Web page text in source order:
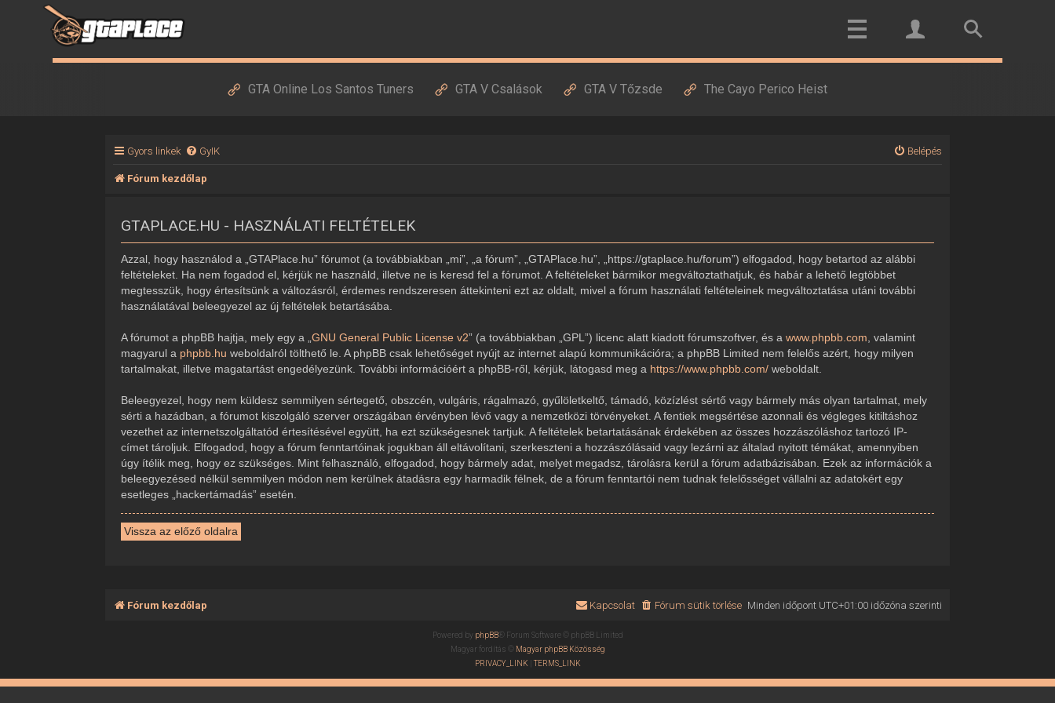
GTA Online Los Santos Tuners GTA V Csalások GTA V Tőzsde The Cayo Perico Heist
Gyors linkek GyIK Belépés
Fórum kezdőlap
GTAPLACE.HU - HASZNÁLATI FELTÉTELEK
Azzal, hogy használod a „GTAPlace.hu” fórumot (a továbbiakban „mi”, „a fórum”, „GTAPlace.hu”, „https://gtaplace.hu/forum”) elfogadod, hogy betartod az alábbi
feltételeket. Ha nem fogadod el, kérjük ne használd, illetve ne is keresd fel a fórumot. A feltételeket bármikor megváltoztathatjuk, és habár a lehető legtöbbet
megtesszük, hogy értesítsünk a változásról, érdemes rendszeresen áttekinteni ezt az oldalt, mivel a fórum használati feltételeinek megváltoztatása utáni további
használatával beleegyezel az új feltételek betartásába.
A fórumot a phpBB hajtja, mely egy a „GNU General Public License v2” (a továbbiakban „GPL”) licenc alatt kiadott fórumszoftver, és awww.phpbb.com , valamint
magyarul a phpbb.hu weboldalról tölthető le. A phpBB csak lehetőséget nyújt az internet alapú kommunikációra; a phpBB Limited nem felelős azért, hogy milyen
tartalmakat, illetve magatartást engedélyezünk. További információért a phpBB-ről, kérjük, látogasd meg a https://www.phpbb.com/ weboldalt.
Beleegyezel, hogy nem küldesz semmilyen sértegető, obszcén, vulgáris, rágalmazó, gyűlöletkeltő, támadó, közízlést sértő vagy bármely más olyan tartalmat, mely
sérti a hazádban, a fórumot kiszolgáló szerver országában érvényben lévő vagy a nemzetközi törvényeket. A fentiek megsértése azonnali és végleges kitiltáshoz
vezethet az internetszolgáltatód értesítésével együtt, ha ezt szükségesnek tartjuk. A feltételek betartatásának érdekében az összes hozzászóláshoz tartozó IP-
címet tároljuk. Elfogadod, hogy a fórum fenntartóinak jogukban áll eltávolítani, szerkeszteni a hozzászólásaid vagy lezárni az általad nyitott témákat, amennyiben
úgy ítélik meg, hogy ez szükséges. Mint felhasználó, elfogadod, hogy bármely adat, melyet megadsz, tárolásra kerül a fórum adatbázisában. Ezek az információk a
beleegyezésed nélkül semmilyen módon nem kerülnek átadásra egy harmadik félnek, de a fórum fenntartói nem tudnak felelősséget vállalni az adatokért egy
esetleges „hackertámadás” esetén.
Vissza az előző oldalra
Fórum kezdőlap Minden időpont UTC+01:00időzóna szerinti
Fórum sütik törlése
Kapcsolat
Powered by phpBB® Forum Software © phpBB Limited
Magyar fordítás © Magyar phpBB Közösség
PRIVACY_LINK |TERMS_LINK